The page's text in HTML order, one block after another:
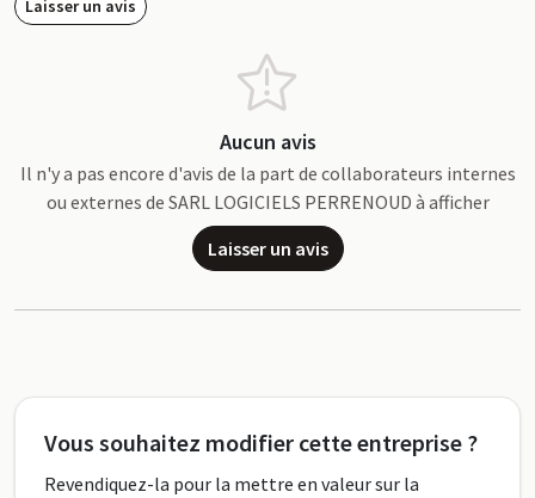
Laisser un avis
Aucun avis
Il n'y a pas encore d'avis de la part de collaborateurs internes
ou externes de SARL LOGICIELS PERRENOUD à afficher
Laisser un avis
Vous souhaitez modifier cette entreprise ?
Revendiquez-la pour la mettre en valeur sur la